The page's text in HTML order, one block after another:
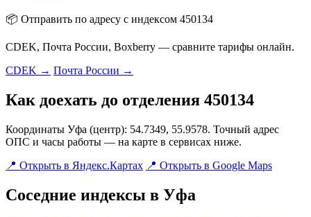
📦 Отправить по адресу с индексом 450134
CDEK, Почта России, Boxberry — сравните тарифы онлайн.
CDEK → Почта России →
Как доехать до отделения 450134
Координаты Уфа (центр): 54.7349, 55.9578. Точный адрес
ОПС и часы работы — на карте в сервисах ниже.
📍 Открыть в Яндекс.Картах 📍 Открыть в Google Maps
Соседние индексы в Уфа